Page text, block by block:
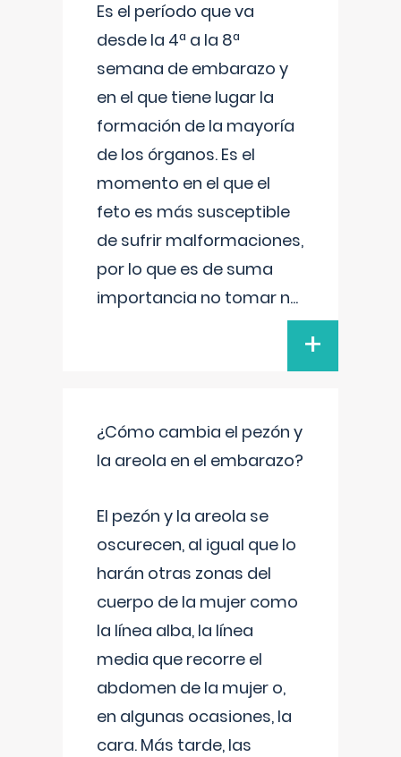
Es el período que va
desde la 4ª a la 8ª
semana de embarazo y
en el que tiene lugar la
formación de la mayoría
de los órganos. Es el
momento en el que el
feto es más susceptible
de sufrir malformaciones,
por lo que es de suma
importancia no tomar n...
+
¿Cómo cambia el pezón y
la areola en el embarazo?
El pezón y la areola se
oscurecen, al igual que lo
harán otras zonas del
cuerpo de la mujer como
la línea alba, la línea
media que recorre el
abdomen de la mujer o,
en algunas ocasiones, la
cara. Más tarde, las